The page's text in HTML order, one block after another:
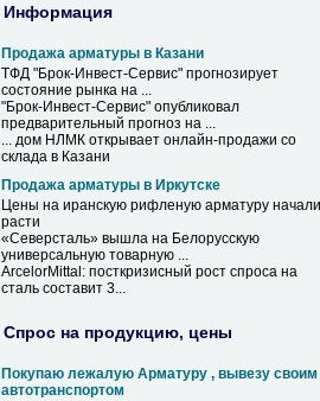
Информация
Продажа арматуры в Казани
ТФД "Брок-Инвест-Сервис" прогнозирует
состояние рынка на ...
"Брок-Инвест-Сервис" опубликовал
предварительный прогноз на ...
... дом НЛМК открывает онлайн-продажи со
склада в Казани
Продажа арматуры в Иркутске
Цены на иранскую рифленую арматуру начали
расти
«Северсталь» вышла на Белорусскую
универсальную товарную ...
ArcelorMittal: посткризисный рост спроса на
сталь составит 3...
Спрос на продукцию, цены
Покупаю лежалую Арматуру , вывезу своим
автотранспортом